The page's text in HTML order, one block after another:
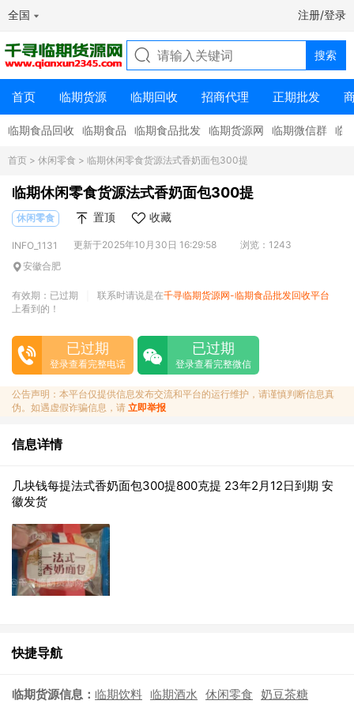
全国 注册/登录
首页 临期货源 临期回收 招商代理 正期批发
临期食品回收 临期食品 临期食品批发 临期货源网 临期微信群 临
首页 > 休闲零食 > 临期休闲零食货源法式香奶面包300提
临期休闲零食货源法式香奶面包300提
休闲零食 置顶 收藏
INFO_1131 更新于2025年10月30日 16:29:58
浏览：1243
安徽合肥
有效期：已过期 联系时请说是在千寻临期货源网-临期食品批发回收平台
上看到的！
已过期
登录查看完整电话
已过期
登录查看完整微信
公告声明：本平台仅提供信息发布交流和平台的运行维护，请谨慎判断信息真
伪。如遇虚假诈骗信息，请 立即举报
信息详情
几块钱每提法式香奶面包300提800克提 23年2月12日到期 安
徽发货
快捷导航
临期货源信息： 临期饮料 临期酒水 休闲零食 奶豆茶糖